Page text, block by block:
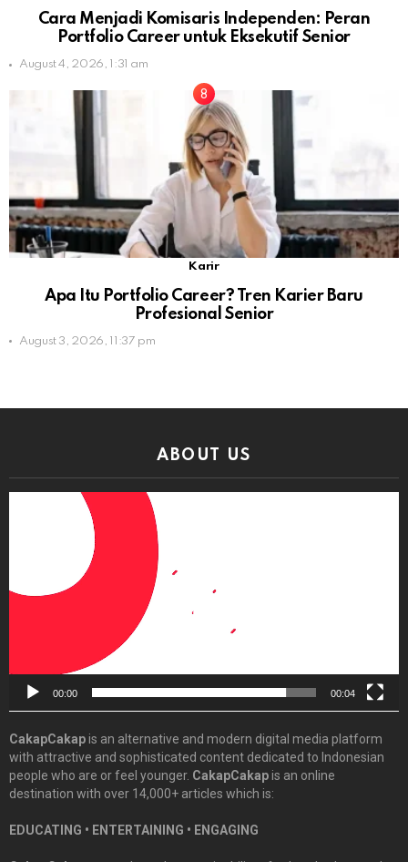
Cara Menjadi Komisaris Independen: Peran
Portfolio Career untuk Eksekutif Senior
August 4, 2026, 1:31 am
Karir
Apa Itu Portfolio Career? Tren Karier Baru
Profesional Senior
August 3, 2026, 11:37 pm
ABOUT US
00:00 00:04
CakapCakapis an alternative and modern digital media platform
with attractive and sophisticated content dedicated to Indonesian
people who are or feel younger. CakapCakapis an online
destination with over 14,000+ articles which is:
EDUCATING • ENTERTAINING • ENGAGING